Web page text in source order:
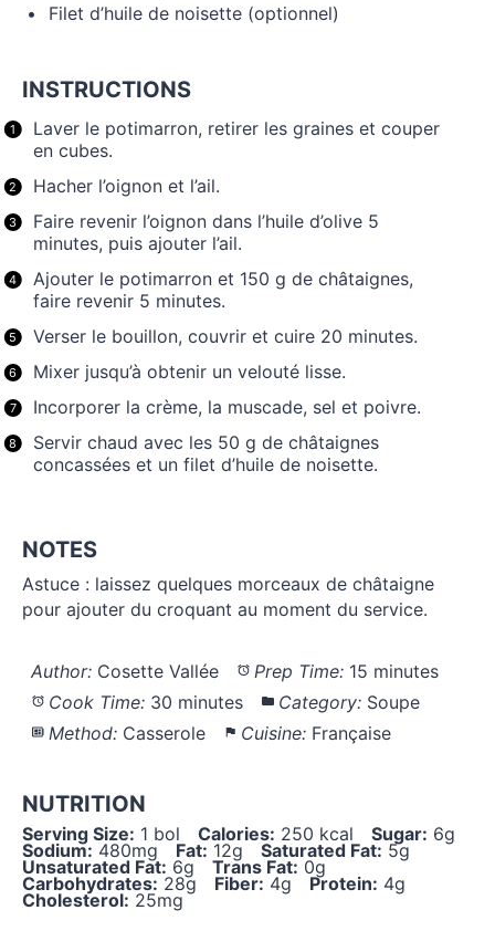
Filet d’huile de noisette (optionnel)
INSTRUCTIONS
Laver le potimarron, retirer les graines et couper
en cubes.
Hacher l’oignon et l’ail.
Faire revenir l’oignon dans l’huile d’olive 5
minutes, puis ajouter l’ail.
Ajouter le potimarron et 150 g de châtaignes,
faire revenir 5 minutes.
Verser le bouillon, couvrir et cuire 20 minutes.
Mixer jusqu’à obtenir un velouté lisse.
Incorporer la crème, la muscade, sel et poivre.
Servir chaud avec les 50 g de châtaignes
concassées et un filet d’huile de noisette.
NOTES
Astuce : laissez quelques morceaux de châtaigne
pour ajouter du croquant au moment du service.
Author: Cosette Vallée Prep Time: 15 minutes
Cook Time: 30 minutes Category: Soupe
Method: Casserole Cuisine: Française
NUTRITION
Serving Size: 1 bol Calories: 250 kcal Sugar: 6g
Sodium: 480mg Fat: 12g Saturated Fat: 5g
Unsaturated Fat: 6g Trans Fat: 0g
Carbohydrates: 28g Fiber: 4g Protein: 4g
Cholesterol: 25mg